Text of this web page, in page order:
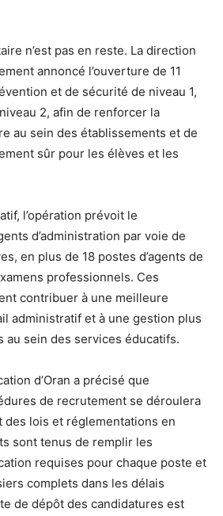
n’est pas en reste. La direction
annoncé l’ouverture de 11
et de sécurité de niveau 1,
2, afin de renforcer la
au sein des établissements et de
sûr pour les élèves et les
l’opération prévoit le
d’administration par voie de
en plus de 18 postes d’agents de
professionnels. Ces
contribuer à une meilleure
administratif et à une gestion plus
au sein des services éducatifs.
d’Oran a précisé que
de recrutement se déroulera
lois et réglementations en
sont tenus de remplir les
requises pour chaque poste et
complets dans les délais
de dépôt des candidatures est